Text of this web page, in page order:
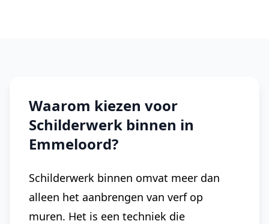
Waarom kiezen voor
Schilderwerk binnen in
Emmeloord?
Schilderwerk binnen omvat meer dan
alleen het aanbrengen van verf op
muren. Het is een techniek die